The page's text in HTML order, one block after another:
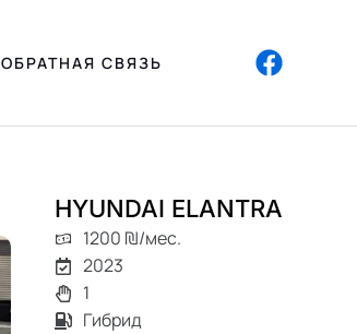
ОБРАТНАЯ СВЯЗЬ
HYUNDAI ELANTRA
1200 ₪/мес.
2023
1
Гибрид